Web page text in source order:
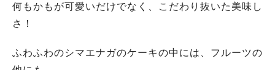
何もかもが可愛いだけでなく、こだわり抜いた美味し
さ！
ふわふわのシマエナガのケーキの中には、フルーツの